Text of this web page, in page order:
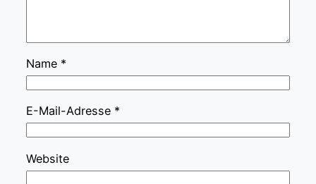
Name *
E-Mail-Adresse *
Website